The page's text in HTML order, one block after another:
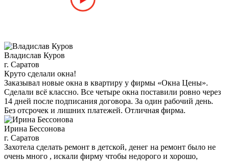
Владислав Куров
г. Саратов
Круто сделали окна!
Заказывал новые окна в квартиру у фирмы «Окна Цены».
Сделали всё классно. Все четыре окна поставили ровно через
14 дней после подписания договора. За один рабочий день.
Без отсрочек и лишних платежей. Отличная фирма.
Ирина Бессонова
г. Саратов
Захотела сделать ремонт в детской, денег на ремонт было не
очень много , искали фирму чтобы недорого и хорошо,